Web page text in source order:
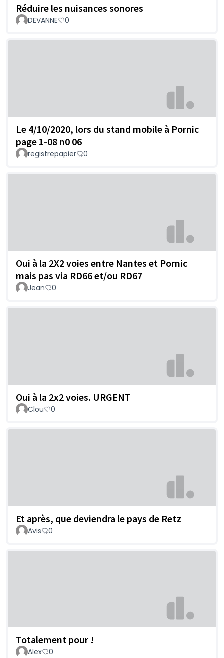
Réduire les nuisances sonores
DEVANNE 0
Le 4/10/2020, lors du stand mobile à Pornic
page 1-08 n0 06
registrepapier 0
Oui à la 2X2 voies entre Nantes et Pornic
mais pas via RD66 et/ou RD67
Jean 0
Oui à la 2x2 voies. URGENT
Clou 0
Et après, que deviendra le pays de Retz
Avis 0
Totalement pour !
Alex 0